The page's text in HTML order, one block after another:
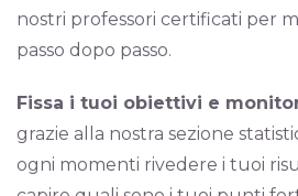
nostri professori certificati per
passo dopo passo.
Fissa i tuoi obiettivi e
grazie alla nostra sezione
ogni momenti rivedere i tuoi